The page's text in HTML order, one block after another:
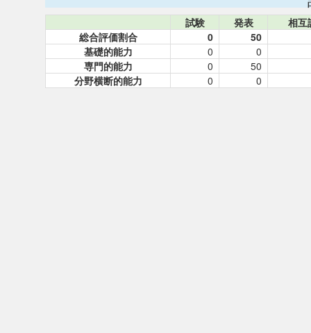
試験 発表
相互
総合評価割合
0
50
基礎的能力
0
0
専門的能力
0
50
分野横断的能力
0 0